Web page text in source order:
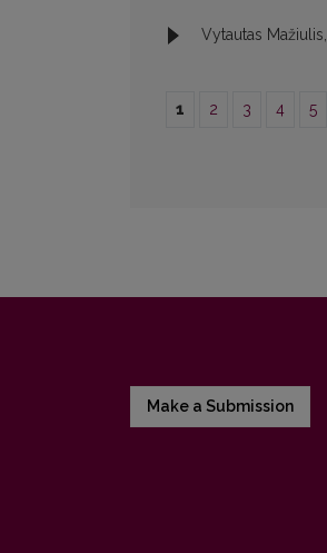
Vytautas Mažiulis,
1 2 3 4 5
Make a Submission